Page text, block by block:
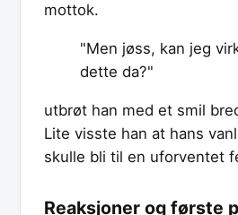
mottok.
"Men jøss, kan jeg
dette da?"
utbrøt han med et smil
Lite visste han at hans
skulle bli til en uforventet
Reaksjoner og første